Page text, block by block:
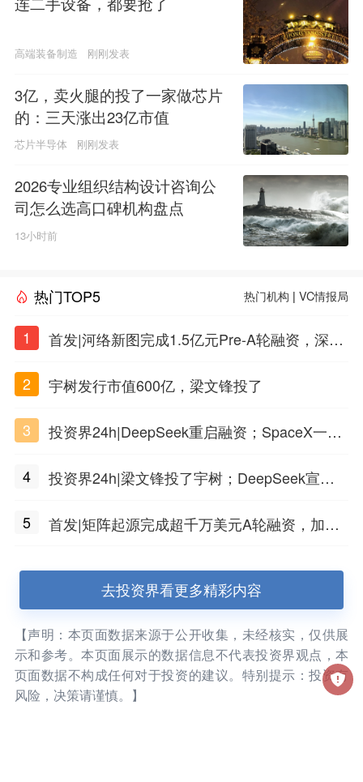
高端装备制造 刚刚发表
3亿，卖火腿的投了一家做芯片
的：三天涨出23亿市值
芯片半导体 刚刚发表
2026专业组织结构设计咨询公
司怎么选高口碑机构盘点
13小时前
热门TOP5 热门机构 |VC情报局
1
首发|河络新图完成1.5亿元Pre-A轮融资，深耕i
2
宇树发行市值600亿，梁文锋投了
3
投资界24h|DeepSeek重启融资；SpaceX一夜
4
投资界24h|梁文锋投了宇树；DeepSeek宣布
5
首发|矩阵起源完成超千万美元A轮融资，加速
去投资界看更多精彩内容
【声明：本页面数据来源于公开收集，未经核实，仅供展
示和参考。本页面展示的数据信息不代表投资界观点，本
页面数据不构成任何对于投资的建议。特别提示：投资有
风险，决策请谨慎。】